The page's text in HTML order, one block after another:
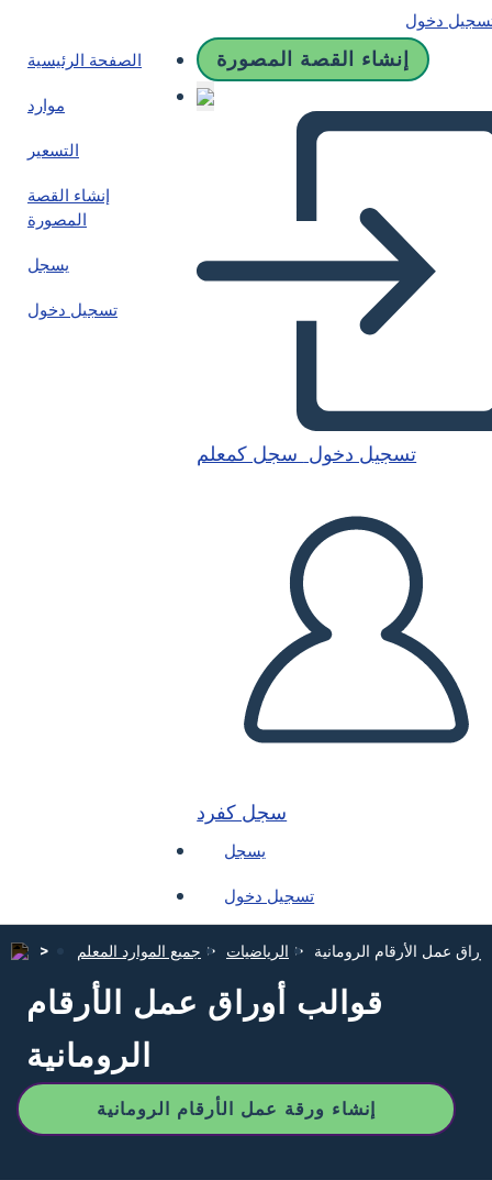
دخول
الصفحة الرئيسية
موارد
التسعير
إنشاء القصة
المصورة
يسجل
تسجيل دخول
إنشاء القصة المصورة
تسجيل دخول سجل كمعلم
سجل كفرد
يسجل
تسجيل دخول
جميع الموارد المعلم الرياضيات عمل الأرقام الرومانية
قوالب أوراق عمل الأرقام
الرومانية
إنشاء ورقة عمل الأرقام الرومانية